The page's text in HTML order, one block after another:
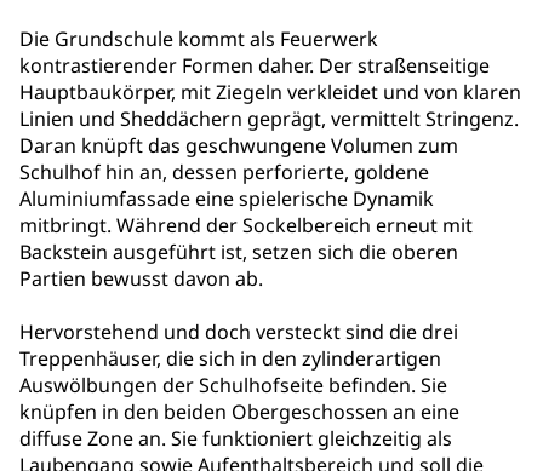
Die Grundschule kommt als Feuerwerk
kontrastierender Formen daher. Der straßenseitige
Hauptbaukörper, mit Ziegeln verkleidet und von klaren
Linien und Sheddächern geprägt, vermittelt Stringenz.
Daran knüpft das geschwungene Volumen zum
Schulhof hin an, dessen perforierte, goldene
Aluminiumfassade eine spielerische Dynamik
mitbringt. Während der Sockelbereich erneut mit
Backstein ausgeführt ist, setzen sich die oberen
Partien bewusst davon ab.
Hervorstehend und doch versteckt sind die drei
Treppenhäuser, die sich in den zylinderartigen
Auswölbungen der Schulhofseite befinden. Sie
knüpfen in den beiden Obergeschossen an eine
diffuse Zone an. Sie funktioniert gleichzeitig als
Laubengang sowie Aufenthaltsbereich und soll die